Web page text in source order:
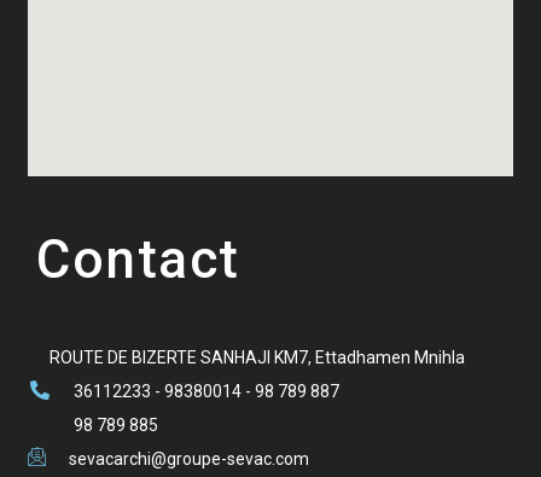
Contact
ROUTE DE BIZERTE SANHAJI KM7, Ettadhamen Mnihla
36112233 - 98380014 - 98 789 887
98 789 885
sevacarchi@groupe-sevac.com